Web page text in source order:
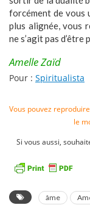
forcément de vous
plus alignée, vous
ne s’agit pas
Amelle Zaïd
Pour : Spiritualista
Vous pouvez
le
Si vous aussi,
âme